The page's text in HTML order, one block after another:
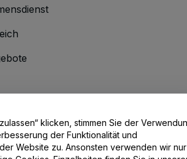
/ Kontakt
klicken, stimmen Sie der
der Funktionalität und
verwenden wir nur